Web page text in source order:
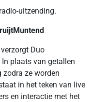
uitzending.
Duo
plaats van getallen
zodra ze worden
in het teken van live
en interactie met het